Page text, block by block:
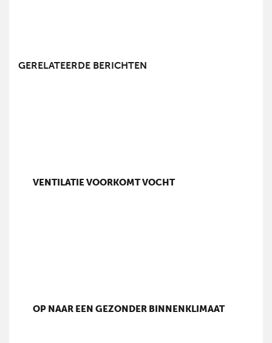
GERELATEERDE BERICHTEN
VENTILATIE VOORKOMT VOCHT
OP NAAR EEN GEZONDER BINNENKLIMAAT